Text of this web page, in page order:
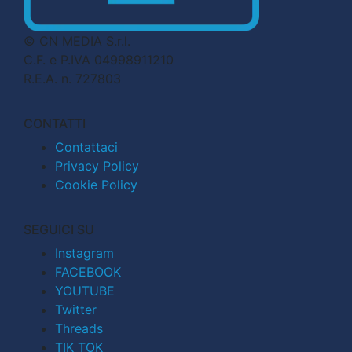
© CN MEDIA S.r.l.
C.F. e P.IVA 04998911210
R.E.A. n. 727803
CONTATTI
Contattaci
Privacy Policy
Cookie Policy
SEGUICI SU
Instagram
FACEBOOK
YOUTUBE
Twitter
Threads
TIK TOK